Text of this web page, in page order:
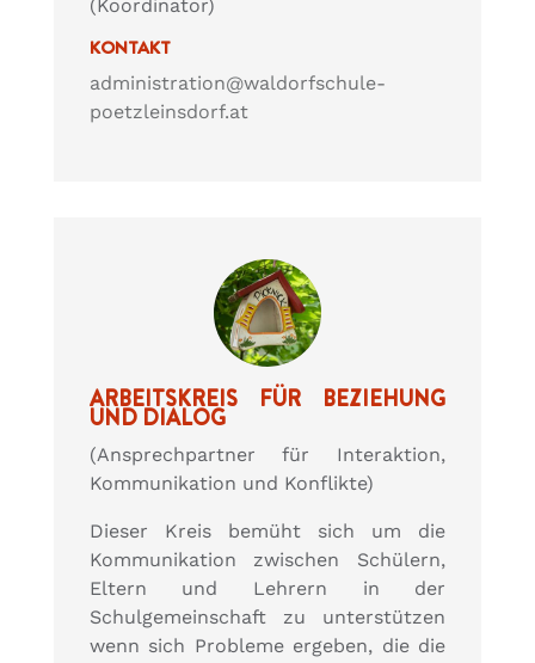
(Koordinator)
KONTAKT
administration@waldorfschule-
poetzleinsdorf.at
ARBEITSKREIS FÜR BEZIEHUNG
UND DIALOG
(Ansprechpartner für Interaktion,
Kommunikation und Konflikte)
Dieser Kreis bemüht sich um die
Kommunikation zwischen Schülern,
Eltern und Lehrern in der
Schulgemeinschaft zu unterstützen
wenn sich Probleme ergeben, die die